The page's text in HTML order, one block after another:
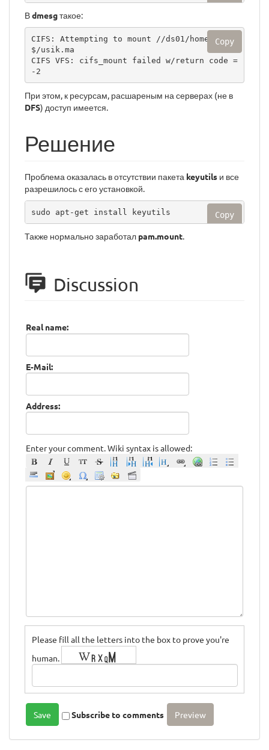
Вdmesgтакое:
CIFS: Attempting to mount //ds01/homefolder
$/usik.ma
CIFS VFS: cifs_mount failed w/return code =
-2
Copy
При этом, к ресурсам, расшареным на серверах (не в
DFS) доступ имеется.
Решение
Проблема оказалась в отсутствии пакета keyutils и все
разрешилось с его установкой.
sudo apt-get install keyutils Copy
Также нормально заработал pam.mount.
Discussion
Real name:
E-Mail:
Address:
Enter your comment. Wiki syntax is allowed:
Please fill all the letters into the box to prove you're
human.
Subscribe to comments